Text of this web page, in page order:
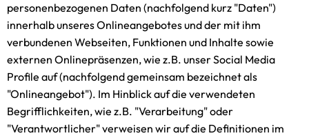
personenbezogenen Daten (nachfolgend kurz "Daten")
innerhalb unseres Onlineangebotes und der mit ihm
verbundenen Webseiten, Funktionen und Inhalte sowie
externen Onlinepräsenzen, wie z.B. unser Social Media
Profile auf (nachfolgend gemeinsam bezeichnet als
"Onlineangebot"). Im Hinblick auf die verwendeten
Begrifflichkeiten, wie z.B. "Verarbeitung" oder
"Verantwortlicher" verweisen wir auf die Definitionen im